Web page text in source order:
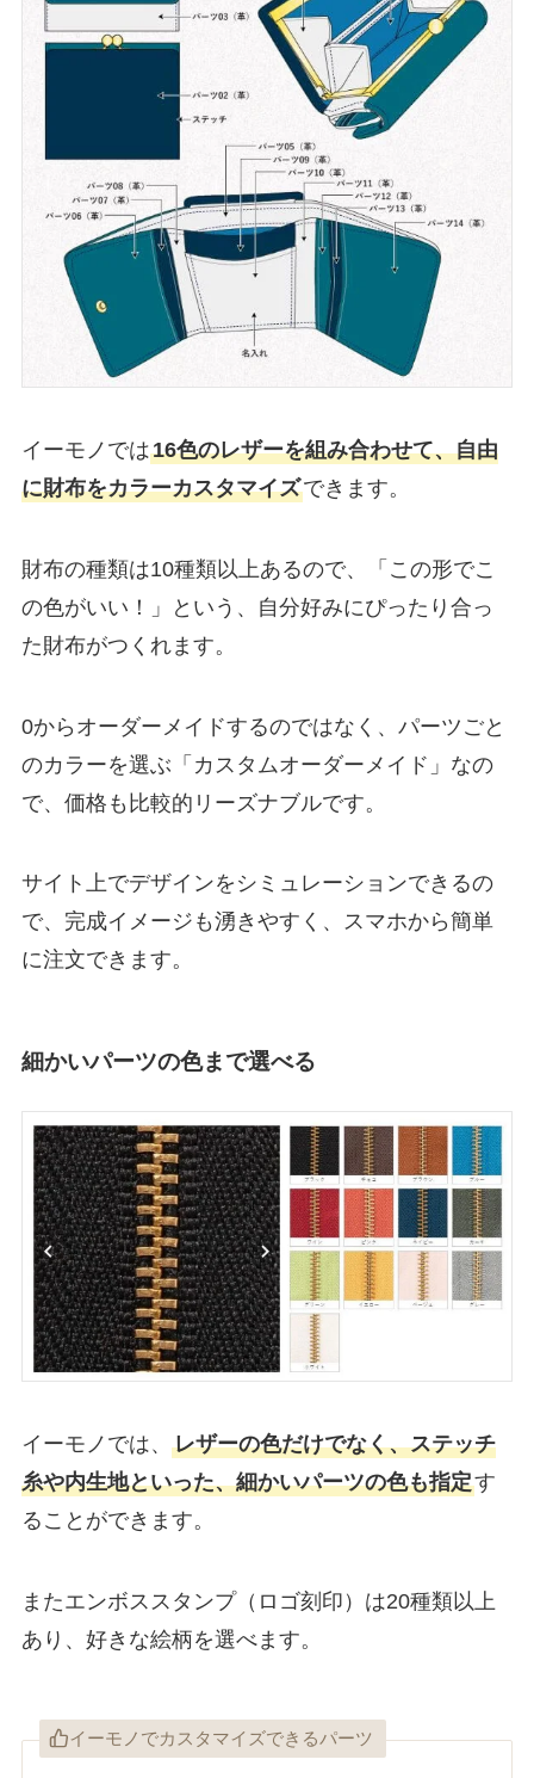
イーモノでは16色のレザーを組み合わせて、自由
に財布をカラーカスタマイズできます。
財布の種類は10種類以上あるので、「この形でこ
の色がいい！」という、自分好みにぴったり合っ
た財布がつくれます。
0からオーダーメイドするのではなく、パーツごと
のカラーを選ぶ「カスタムオーダーメイド」なの
で、価格も比較的リーズナブルです。
サイト上でデザインをシミュレーションできるの
で、完成イメージも湧きやすく、スマホから簡単
に注文できます。
細かいパーツの色まで選べる
イーモノでは、 レザーの色だけでなく、ステッチ
糸や内生地といった、細かいパーツの色も指定す
ることができます。
またエンボススタンプ（ロゴ刻印）は20種類以上
あり、好きな絵柄を選べます。
イーモノでカスタマイズできるパーツ